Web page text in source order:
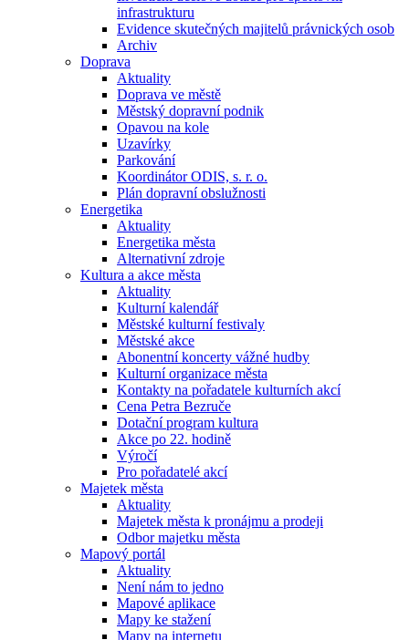
infrastrukturu
Evidence skutečných majitelů právnických osob
Archiv
Doprava
Aktuality
Doprava ve městě
Městský dopravní podnik
Opavou na kole
Uzavírky
Parkování
Koordinátor ODIS, s. r. o.
Plán dopravní obslužnosti
Energetika
Aktuality
Energetika města
Alternativní zdroje
Kultura a akce města
Aktuality
Kulturní kalendář
Městské kulturní festivaly
Městské akce
Abonentní koncerty vážné hudby
Kulturní organizace města
Kontakty na pořadatele kulturních akcí
Cena Petra Bezruče
Dotační program kultura
Akce po 22. hodině
Výročí
Pro pořadatelé akcí
Majetek města
Aktuality
Majetek města k pronájmu a prodeji
Odbor majetku města
Mapový portál
Aktuality
Není nám to jedno
Mapové aplikace
Mapy ke stažení
Mapy na internetu